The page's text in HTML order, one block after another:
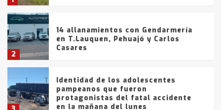
2
14 allanamientos con Gendarmería
en T.Lauquen, Pehuajó y Carlos
Casares
Identidad de los adolescentes
pampeanos que fueron
protagonistas del fatal accidente
en la mañana del lunes